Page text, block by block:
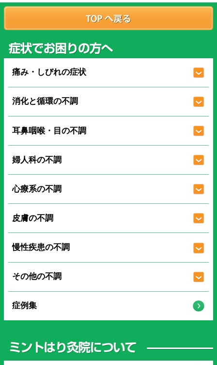
痛み・しびれの症状
消化と循環の不調
耳鼻咽喉・目の不調
婦人科の不調
心療系の不調
皮膚の不調
慢性疾患の不調
その他の不調
症例集